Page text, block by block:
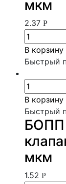
мкм
2.37 Р
В корзину
Быстрый
В корзину
Быстрый
БОПП
мкм
1.52 Р